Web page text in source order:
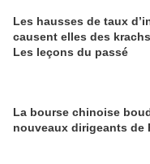
Les hausses de taux
causent elles des
Les leçons du passé
La bourse chinoise
nouveaux dirigeants de